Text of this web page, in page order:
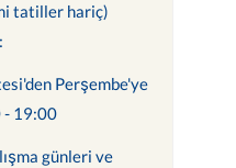
tatiller hariç)
Perşembe'ye
- 19:00
günleri ve